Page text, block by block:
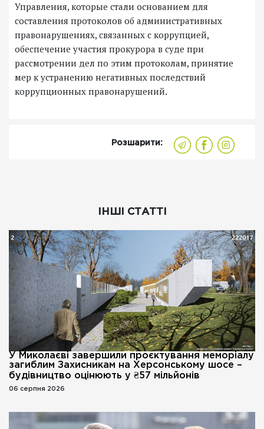
Управления, которые стали основанием для
составления протоколов об административных
правонарушениях, связанных с коррупцией,
обеспечение участия прокурора в суде при
рассмотрении дел по этим протоколам, принятие
мер к устранению негативных последствий
коррупционных правонарушений.
Розшарити:
ІНШІ СТАТТІ
У Миколаєві завершили проєктування меморіалу
загиблим Захисникам на Херсонському шосе –
будівництво оцінюють у ₴57 мільйонів
06 серпня 2026